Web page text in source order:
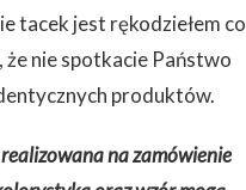
tacek jest rękodziełem co
że nie spotkacie Państwo
produktów.
realizowana na zamówienie